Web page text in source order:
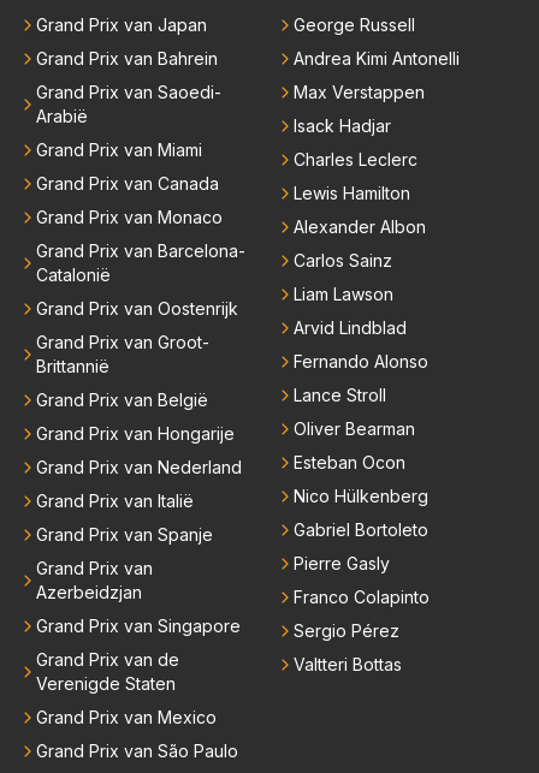
Grand Prix van Japan
Grand Prix van Bahrein
Grand Prix van Saoedi-
Arabië
Grand Prix van Miami
Grand Prix van Canada
Grand Prix van Monaco
Grand Prix van Barcelona-
Catalonië
Grand Prix van Oostenrijk
Grand Prix van Groot-
Brittannië
Grand Prix van België
Grand Prix van Hongarije
Grand Prix van Nederland
Grand Prix van Italië
Grand Prix van Spanje
Grand Prix van
Azerbeidzjan
Grand Prix van Singapore
Grand Prix van de
Verenigde Staten
Grand Prix van Mexico
Grand Prix van São Paulo
George Russell
Andrea Kimi Antonelli
Max Verstappen
Isack Hadjar
Charles Leclerc
Lewis Hamilton
Alexander Albon
Carlos Sainz
Liam Lawson
Arvid Lindblad
Fernando Alonso
Lance Stroll
Oliver Bearman
Esteban Ocon
Nico Hülkenberg
Gabriel Bortoleto
Pierre Gasly
Franco Colapinto
Sergio Pérez
Valtteri Bottas